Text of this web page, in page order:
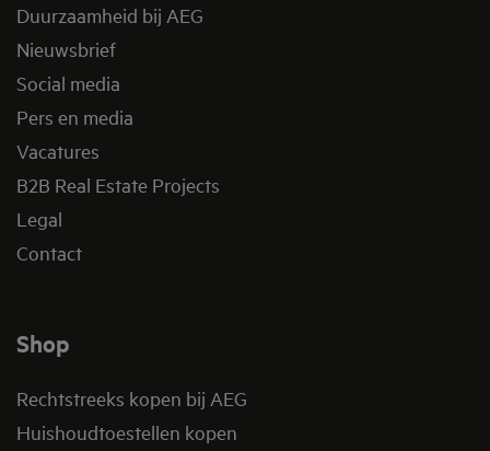
Duurzaamheid bij AEG
Nieuwsbrief
Social media
Pers en media
Vacatures
B2B Real Estate Projects
Legal
Contact
Shop
Rechtstreeks kopen bij AEG
Huishoudtoestellen kopen